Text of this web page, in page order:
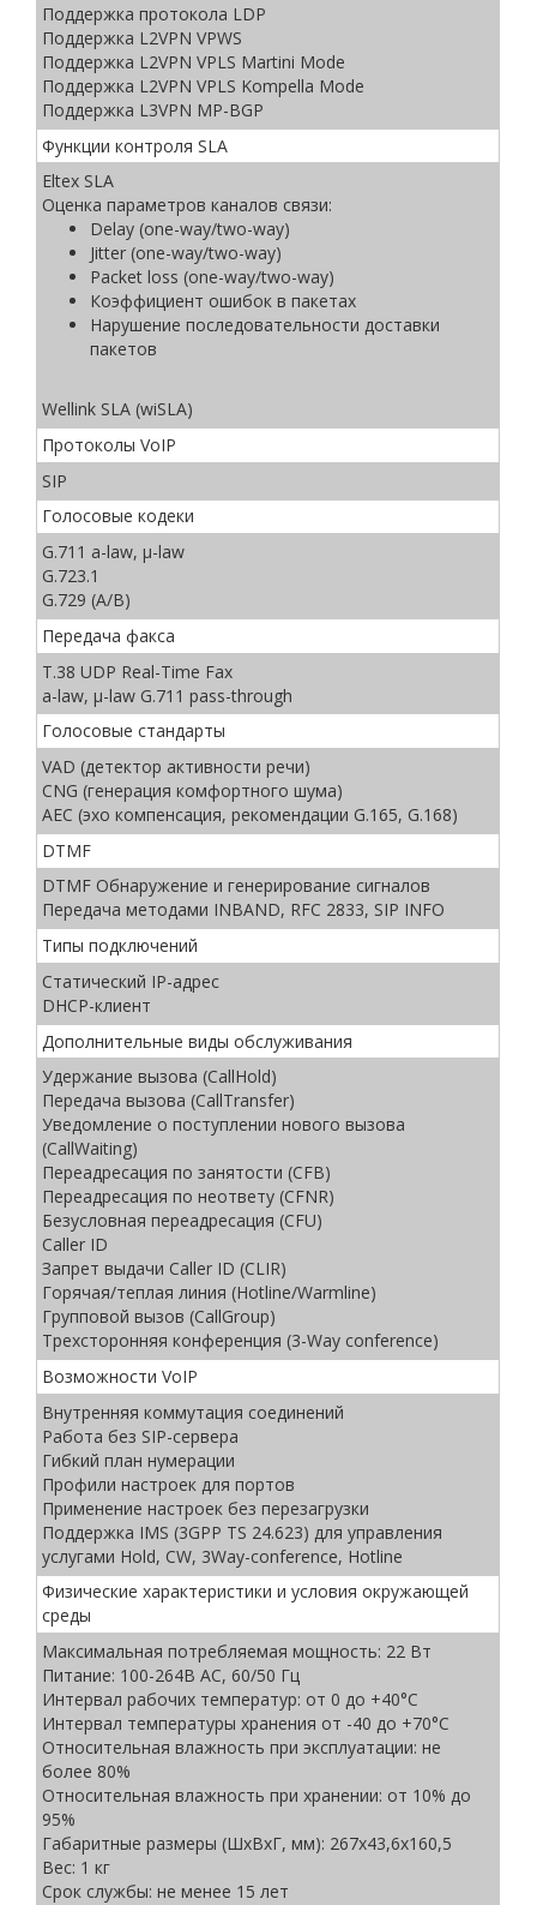
Поддержка протокола LDP
Поддержка L2VPN VPWS
Поддержка L2VPN VPLS Martini Mode
Поддержка L2VPN VPLS Kompella Mode
Поддержка L3VPN MP-BGP
Функции контроля SLA
Eltex SLA
Оценка параметров каналов связи:
Delay (one-way/two-way)
Jitter (one-way/two-way)
Packet loss (one-way/two-way)
Коэффициент ошибок в пакетах
Нарушение последовательности доставки
пакетов
Wellink SLA (wiSLA)
Протоколы VoIP
SIP
Голосовые кодеки
G.711 a-law, µ-law
G.723.1
G.729 (A/B)
Передача факса
T.38 UDP Real-Time Fax
a-law, µ-law G.711 pass-through
Голосовые стандарты
VAD (детектор активности речи)
CNG (генерация комфортного шума)
AEC (эхо компенсация, рекомендации G.165, G.168)
DTMF
DTMF Обнаружение и генерирование сигналов
Передача методами INBAND, RFC 2833, SIP INFO
Типы подключений
Статический IP-адрес
DHCP-клиент
Дополнительные виды обслуживания
Удержание вызова (CallHold)
Передача вызова (CallTransfer)
Уведомление о поступлении нового вызова
(CallWaiting)
Переадресация по занятости (CFB)
Переадресация по неответу (CFNR)
Безусловная переадресация (CFU)
Caller ID
Запрет выдачи Caller ID (CLIR)
Горячая/теплая линия (Hotline/Warmline)
Групповой вызов (CallGroup)
Трехсторонняя конференция (3-Way conference)
Возможности VoIP
Внутренняя коммутация соединений
Работа без SIP-сервера
Гибкий план нумерации
Профили настроек для портов
Применение настроек без перезагрузки
Поддержка IMS (3GPP TS 24.623) для управления
услугами Hold, CW, 3Way-conference, Hotline
Физические характеристики и условия окружающей
среды
Максимальная потребляемая мощность: 22 Вт
Питание: 100-264В AC, 60/50 Гц
Интервал рабочих температур: от 0 до +40°С
Интервал температуры хранения от -40 до +70°С
Относительная влажность при эксплуатации: не
более 80%
Относительная влажность при хранении: от 10% до
95%
Габаритные размеры (ШхВxГ, мм): 267х43,6х160,5
Вес: 1 кг
Срок службы: не менее 15 лет